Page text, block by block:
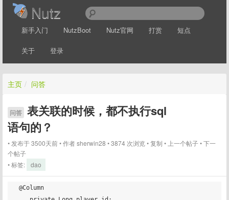
Nutz
新手入门 NutzBoot Nutz官网 打赏 短点
关于 登录
主页 / 问答
问答 表关联的时候，都不执行sql
语句的？
发布于 3500天前 作者sherwin28 3874 次浏览 复制 上一个帖子 下一
个帖子
标签:
dao